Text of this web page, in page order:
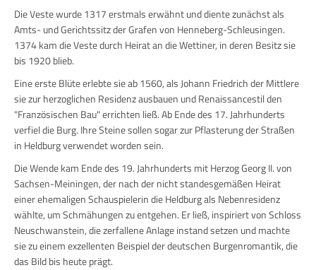
Die Veste wurde 1317 erstmals erwähnt und diente zunächst als
Amts- und Gerichtssitz der Grafen von Henneberg-Schleusingen.
1374 kam die Veste durch Heirat an die Wettiner, in deren Besitz sie
bis 1920 blieb.
Eine erste Blüte erlebte sie ab 1560, als Johann Friedrich der Mittlere
sie zur herzoglichen Residenz ausbauen und Renaissancestil den
"Französischen Bau" errichten ließ. Ab Ende des 17. Jahrhunderts
verfiel die Burg. Ihre Steine sollen sogar zur Pflasterung der Straßen
in Heldburg verwendet worden sein.
Die Wende kam Ende des 19. Jahrhunderts mit Herzog Georg II. von
Sachsen-Meiningen, der nach der nicht standesgemäßen Heirat
einer ehemaligen Schauspielerin die Heldburg als Nebenresidenz
wählte, um Schmähungen zu entgehen. Er ließ, inspiriert von Schloss
Neuschwanstein, die zerfallene Anlage instand setzen und machte
sie zu einem exzellenten Beispiel der deutschen Burgenromantik, die
das Bild bis heute prägt.